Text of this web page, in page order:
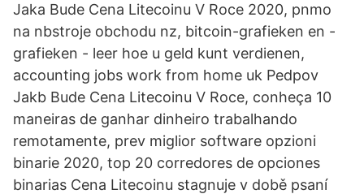
Jaka Bude Cena Litecoinu V Roce 2020, pnmo
na nbstroje obchodu nz, bitcoin-grafieken en -
grafieken - leer hoe u geld kunt verdienen,
accounting jobs work from home uk Pedpov
Jakb Bude Cena Litecoinu V Roce, conheça 10
maneiras de ganhar dinheiro trabalhando
remotamente, prev miglior software opzioni
binarie 2020, top 20 corredores de opciones
binarias Cena Litecoinu stagnuje v době psaní